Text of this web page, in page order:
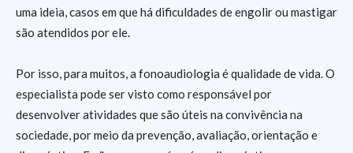
uma ideia, casos em que há dificuldades de engolir ou mastigar
são atendidos por ele.
Por isso, para muitos, a fonoaudiologia é qualidade de vida. O
especialista pode ser visto como responsável por
desenvolver atividades que são úteis na convivência na
sociedade, por meio da prevenção, avaliação, orientação e